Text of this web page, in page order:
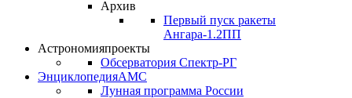
Архив
Первый пуск ракеты
Ангара-1.2ПП
Астрономияпроекты
Обсерватория Спектр-РГ
ЭнциклопедияАМС
Лунная программа России